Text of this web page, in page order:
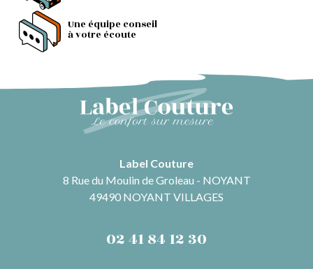
Une équipe conseil
à votre écoute
Label Couture
8 Rue du Moulin de Groleau - NOYANT
49490 NOYANT VILLAGES
02 41 84 12 30